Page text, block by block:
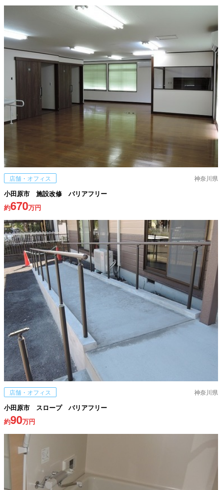
店舗・オフィス 神奈川県
小田原市 施設改修 バリアフリー
約670万円
店舗・オフィス 神奈川県
小田原市 スロープ バリアフリー
約90万円